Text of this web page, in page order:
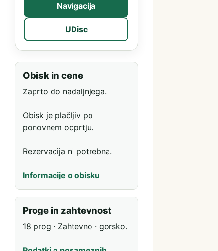
Navigacija(odpre se v novem zavihku)
UDisc
Obisk in cene
Zaprto do nadaljnjega.
Obisk je plačljiv po
ponovnem odprtju.
Rezervacija ni potrebna.
Informacije o obisku
Proge in zahtevnost
18 prog · Zahtevno · gorsko.